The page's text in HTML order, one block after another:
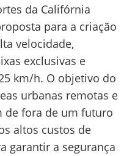
da Califórnia
para a criação
velocidade,
exclusivas e
km/h. O objetivo do
urbanas remotas e
de fora de um futuro
altos custos de
garantir a segurança